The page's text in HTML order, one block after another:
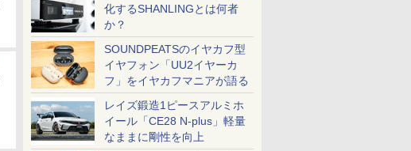
化するSHANLINGとは何者
か？
SOUNDPEATSのイヤカフ型
イヤフォン「UU2イヤーカ
フ」をイヤカフマニアが語る
レイズ鍛造1ピースアルミホ
イール「CE28 N-plus」軽量
なままに剛性を向上